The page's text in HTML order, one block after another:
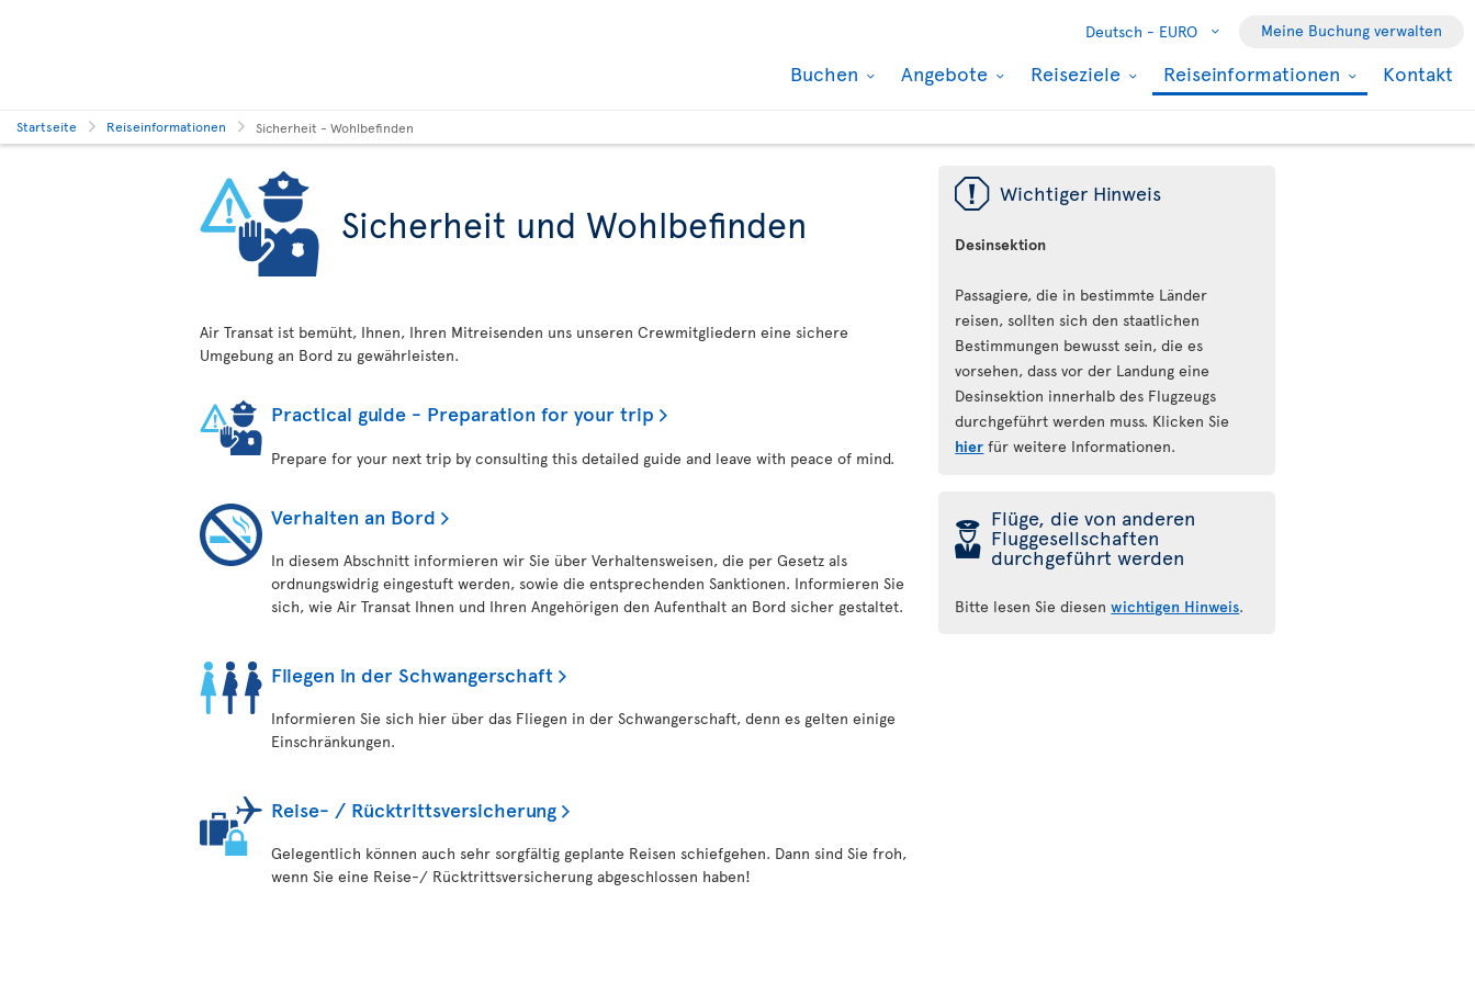
Deutsch - EURO Meine Buchung verwalten
Buchen Angebote Reiseziele Reiseinformationen Kontakt
Startseite Reiseinformationen Sicherheit - Wohlbefinden
Sicherheit und Wohlbefinden
Air Transat ist bemüht, Ihnen, Ihren Mitreisenden uns unseren Crewmitgliedern eine sichere
Umgebung an Bord zu gewährleisten.
Practical guide - Preparation for your trip
Prepare for your next trip by consulting this detailed guide and leave with peace of mind.
Verhalten an Bord
In diesem Abschnitt informieren wir Sie über Verhaltensweisen, die per Gesetz als
ordnungswidrig eingestuft werden, sowie die entsprechenden Sanktionen. Informieren Sie
sich, wie Air Transat Ihnen und Ihren Angehörigen den Aufenthalt an Bord sicher gestaltet.
Fliegen in der Schwangerschaft
Informieren Sie sich hier über das Fliegen in der Schwangerschaft, denn es gelten einige
Einschränkungen.
Reise- / Rücktrittsversicherung
Gelegentlich können auch sehr sorgfältig geplante Reisen schiefgehen. Dann sind Sie froh,
wenn Sie eine Reise-/ Rücktrittsversicherung abgeschlossen haben!
ü Wichtiger Hinweis
Desinsektion
Passagiere, die in bestimmte Länder
reisen, sollten sich den staatlichen
Bestimmungen bewusst sein, die es
vorsehen, dass vor der Landung eine
Desinsektion innerhalb des Flugzeugs
durchgeführt werden muss. Klicken Sie
hier für weitere Informationen.
þ Flüge, die von anderen
Fluggesellschaften
durchgeführt werden
Bitte lesen Sie diesenwichtigen Hinweis.